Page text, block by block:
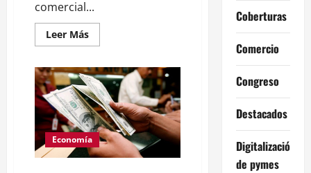
comercial...
Leer MásLeer
más
Milei
lleva
la
motosierra
al
Mercosur:
pidió
flexibilización
comercial
y
Economía
Coberturas
Comercio
Congreso
Destacados
Digitalización
de pymes